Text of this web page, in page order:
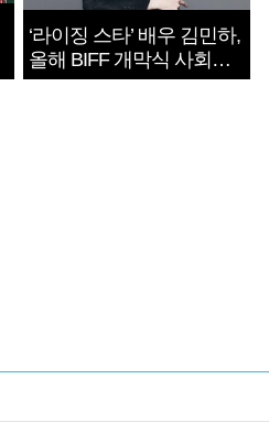
‘라이징 스타’ 배우 김민하,
올해 BIFF 개막식 사회자
확정